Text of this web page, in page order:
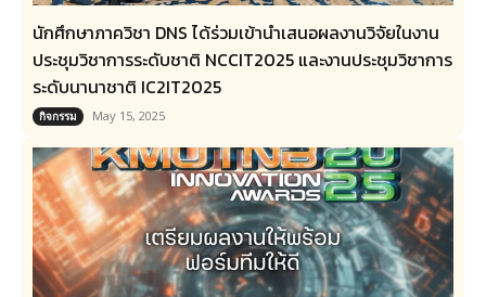
นักศึกษาภาควิชา DNS ได้ร่วมเข้านำเสนอผลงานวิจัยในงาน
ประชุมวิชาการระดับชาติ NCCIT2025 และงานประชุมวิชาการ
ระดับนานาชาติ IC2IT2025
กิจกรรม May 15, 2025